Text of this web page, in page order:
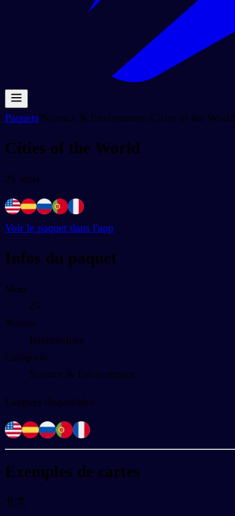
Paquets/Science & Environment/Cities of the World
Cities of the World
25 mots
Voir le paquet dans l'app
Infos du paquet
Mots
25
Niveau
Intermediate
Catégorie
Science & Environment
Langues disponibles
Exemples de cartes
北京